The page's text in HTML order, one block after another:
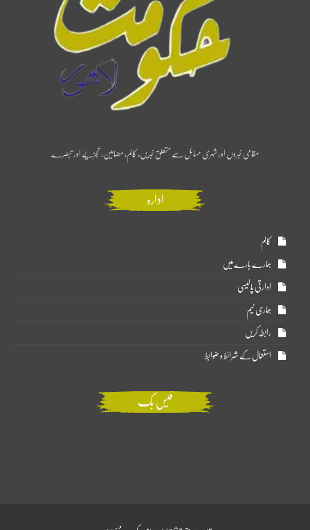
مقامی خبروں اور شہری مسائل سے متعلق خبریں، کالم، مضامین، تجزیے اور تبصرے
ادارہ
کالم
ہمارے بارے میں
ادارتی پالیسی
ہماری ٹیم
رابطہ کریں
استعمال کے شرائط و ضوابط
فیس بک